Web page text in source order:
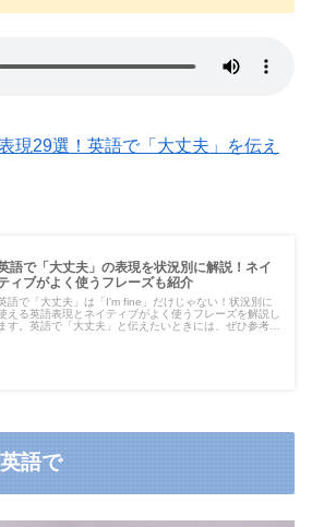
現29選！英語で「大丈夫」を伝え
語で「大丈夫」の表現を状況別に解説！ネイ
ィブがよく使うフレーズも紹介
語で「大丈夫」は「I'm fine」だけじゃない！状況別に
える英語表現とネイティブがよく使うフレーズを解説し
ます。英語で「大丈夫」と伝えたいときには、ぜひ参考に
語で